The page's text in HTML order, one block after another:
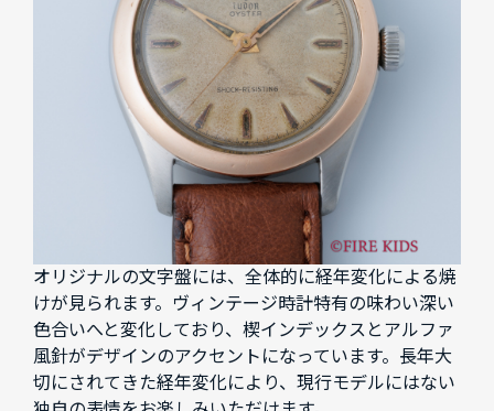
オリジナルの文字盤には、全体的に経年変化による焼
けが見られます。ヴィンテージ時計特有の味わい深い
色合いへと変化しており、楔インデックスとアルファ
風針がデザインのアクセントになっています。長年大
切にされてきた経年変化により、現行モデルにはない